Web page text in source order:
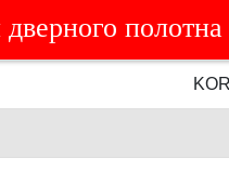
полотна